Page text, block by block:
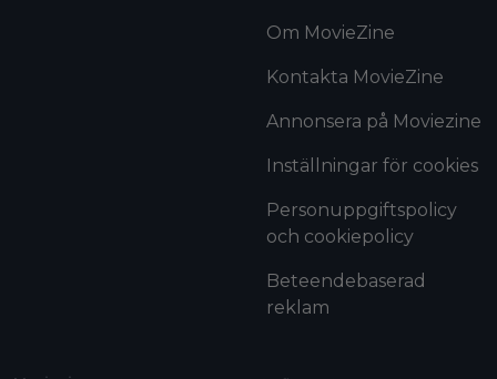
Om MovieZine
Kontakta MovieZine
Annonsera på Moviezine
Inställningar för cookies
Personuppgiftspolicy
och cookiepolicy
Beteendebaserad
reklam